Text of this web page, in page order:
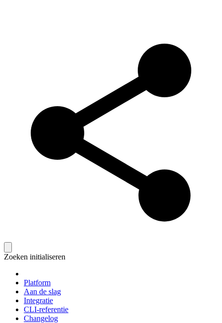
Zoeken initialiseren
Platform
Aan de slag
Integratie
CLI-referentie
Changelog